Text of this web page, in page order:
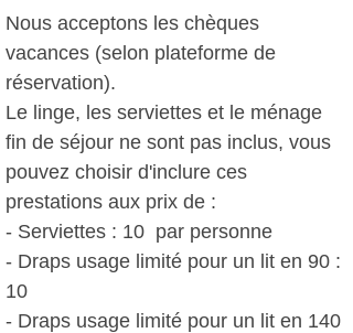
Nous acceptons les chèques
vacances (selon plateforme de
réservation).
Le linge, les serviettes et le ménage
fin de séjour ne sont pas inclus, vous
pouvez choisir d'inclure ces
prestations aux prix de :
- Serviettes : 10  par personne
- Draps usage limité pour un lit en 90 :
10 
- Draps usage limité pour un lit en 140